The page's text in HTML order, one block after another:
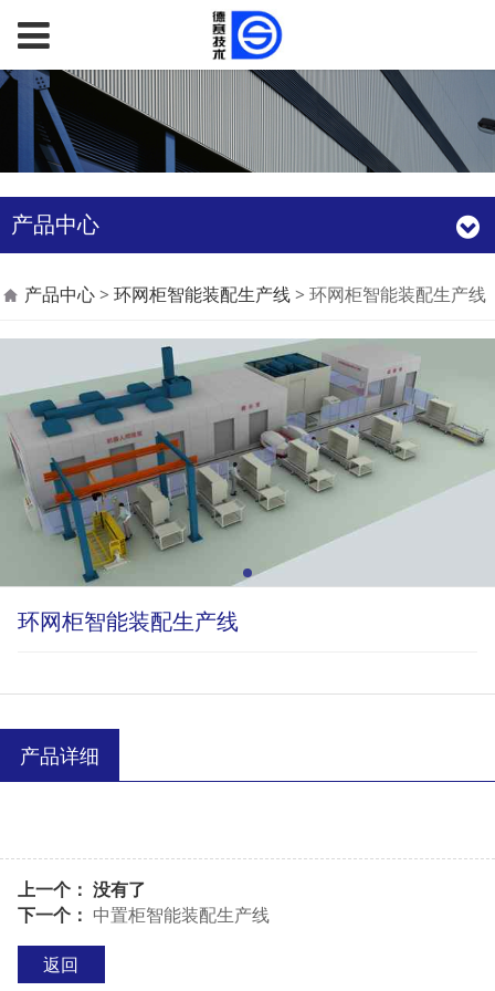
产品中心
环网柜智能装配生产线
产品中心> 环网柜智能装配生产线> 环网柜智能装配生产线
环网柜智能装配生产线
产品详细
上一个： 没有了
下一个： 中置柜智能装配生产线
返回